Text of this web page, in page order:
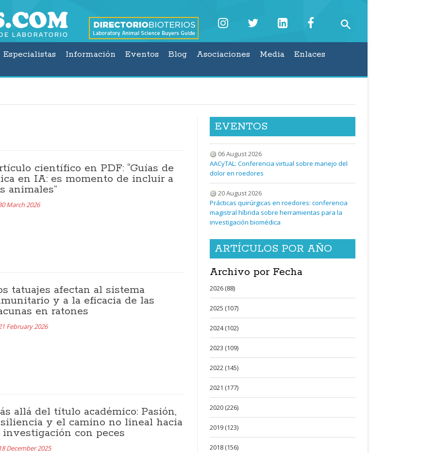
Especialistas Información Eventos Blog Asociaciones Media Enlaces
científico en PDF: “Guías de
en IA: es momento de incluir a
animales”
March 2026
tatuajes afectan al sistema
y a la eficacia de las
en ratones
February 2026
allá del título académico: Pasión,
y el camino no lineal hacia
investigación con peces
December 2025
EVENTOS
06 August 2026
AACyTAL: Conferencia virtual sobre manejo del
dolor en roedores
20 August 2026
Prácticas quirúrgicas en roedores: conferencia
magistral híbrida sobre herramientas para la
investigación biomédica
ARTÍCULOS POR AÑO
Archivo por Fecha
2026 (88)
2025 (107)
2024 (102)
2023 (109)
2022 (145)
2021 (177)
2020 (226)
2019 (123)
2018 (156)